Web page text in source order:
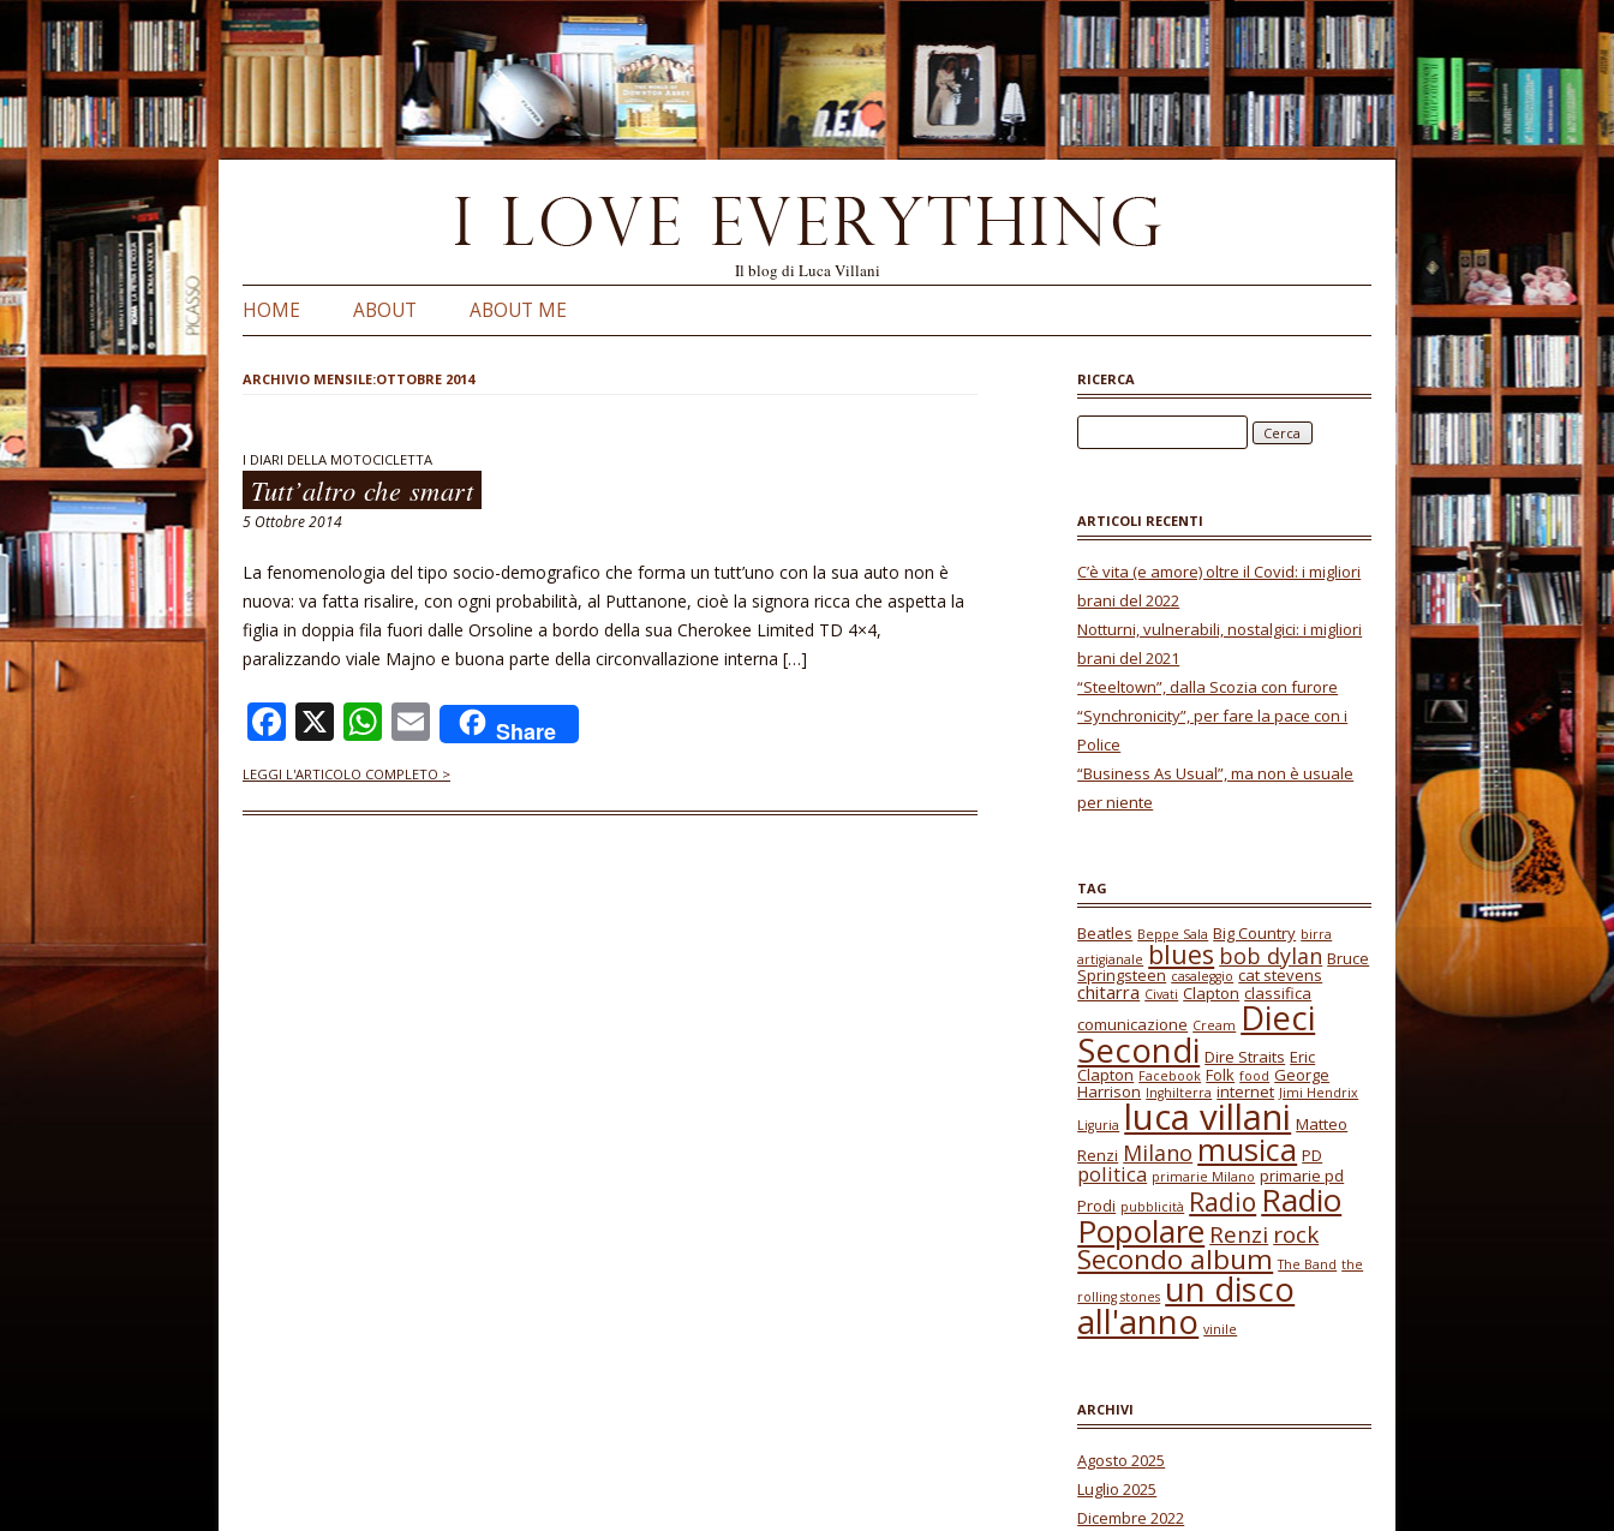
Il blog di Luca Villani
Vai al contenuto
HOME ABOUT ABOUT ME
ARCHIVIO MENSILE:OTTOBRE 2014
I DIARI DELLA MOTOCICLETTA
Tutt’altro che smart
5 Ottobre 2014
La fenomenologia del tipo socio-demografico che forma un tutt’uno con la sua auto non è
nuova: va fatta risalire, con ogni probabilità, al Puttanone, cioè la signora ricca che aspetta la
figlia in doppia fila fuori dalle Orsoline a bordo della sua Cherokee Limited TD 4×4,
paralizzando viale Majno e buona parte della circonvallazione interna […]
F
ac
e
X W
h
at
E
m
ai
Share
LEGGI L'ARTICOLO COMPLETO >
RICERCA
ARTICOLI RECENTI
C’è vita (e amore) oltre il Covid: i migliori
brani del 2022
Notturni, vulnerabili, nostalgici: i migliori
brani del 2021
“Steeltown”, dalla Scozia con furore
“Synchronicity”, per fare la pace con i
Police
“Business As Usual”, ma non è usuale
per niente
TAG
Beatles Beppe Sala Big Country birra
artigianale blues bob dylan Bruce
Springsteen casaleggio cat stevens
chitarra Civati Clapton classifica
comunicazione Cream Dieci
Secondi Dire Straits Eric
Clapton Facebook Folk food George
Harrison Inghilterra internet Jimi Hendrix
Liguria luca villani Matteo
Renzi Milano musica PD
politica primarie Milano primarie pd
Prodi pubblicità RadioRadio
Popolare Renzi rock
Secondo album The Band the
rolling stones un disco
all'anno vinile
ARCHIVI
Agosto 2025
Luglio 2025
Dicembre 2022